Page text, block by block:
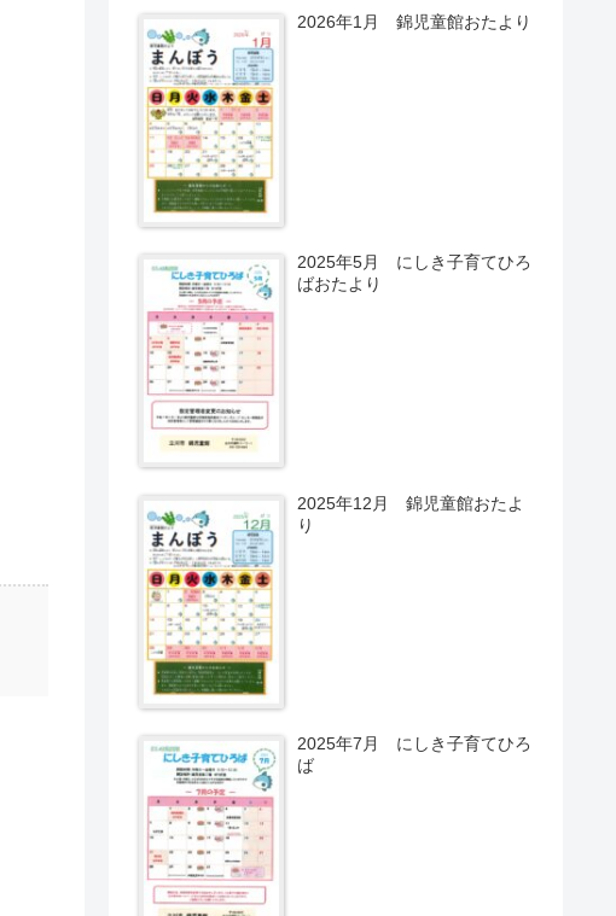
2026年1月 錦児童館おたより
2025年5月 にしき子育てひろ
ばおたより
2025年12月 錦児童館おたよ
り
2025年7月 にしき子育てひろ
ば